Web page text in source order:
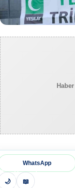
WhatsApp
🌙 📖